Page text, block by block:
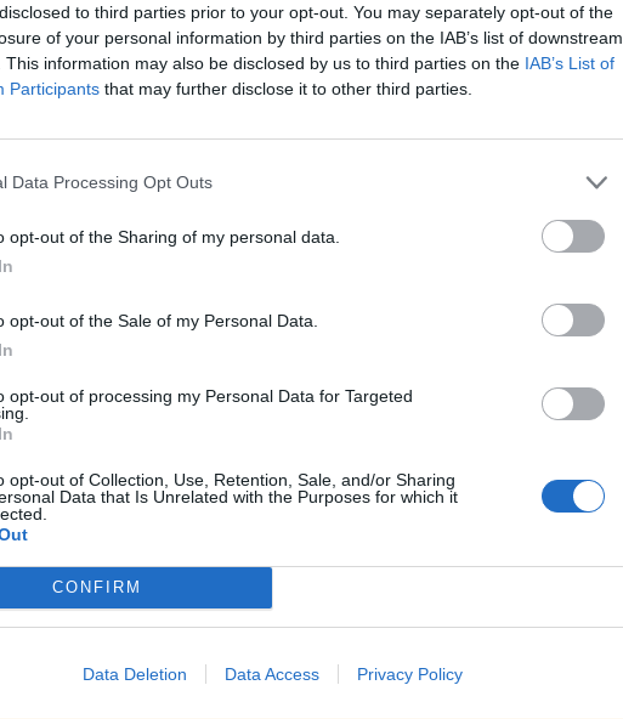
to third parties prior to your opt-out. You may separately opt-out of the
of your personal information by third parties on the IAB’s list of downstream
This information may also be disclosed by us to third parties on the IAB’s List of
Participants that may further disclose it to other third parties.
Data Processing Opt Outs
opt-out of the Sharing of my personal data.
opt-out of the Sale of my Personal Data.
opt-out of processing my Personal Data for Targeted
opt-out of Collection, Use, Retention, Sale, and/or Sharing
Data that Is Unrelated with the Purposes for which it
CONFIRM
Data Deletion Data Access Privacy Policy
ja kuivana
kuiva. Sää on jatkumassa
koko maassa Lappia lukuun
Varoitukset saattavat
lumien sulaessa